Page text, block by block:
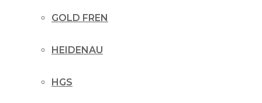
GOLD FREN
HEIDENAU
HGS